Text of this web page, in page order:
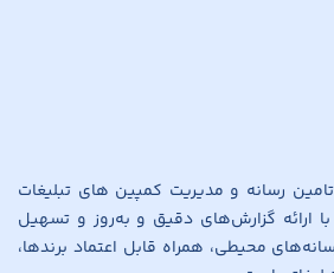
رسانه و مدیریت کمپین های تبلیغات
ارائه گزارش‌های دقیق و به‌روز و تسهیل
محیطی، همراه قابل اعتماد برندها،